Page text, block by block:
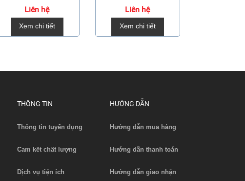
Liên hệ
Xem chi tiết
Liên hệ
Xem chi tiết
THÔNG TIN
Thông tin tuyển dụng
Cam kết chất lượng
Dịch vụ tiện ích
HƯỚNG DẪN
Hướng dẫn mua hàng
Hướng dẫn thanh toán
Hướng dẫn giao nhận